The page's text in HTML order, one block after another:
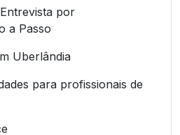
por
a Passo
Uberlândia
para profissionais de